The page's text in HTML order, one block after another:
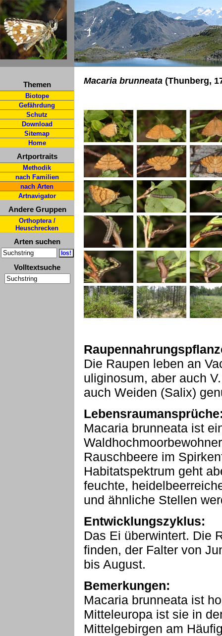
Themen
Biotope
Gefährdung
Schutz
Download
Sitemap
Home
Artportraits
Methodik
nach Familien
nach Arten
Artnavigator
Andere Gruppen
Orthoptera /
Heuschrecken
Arten suchen
Volltextsuche
Macaria brunneata (Thunberg,
Die Raupen leben an
uliginosum, aber auch
auch Weiden (Salix)
Macaria brunneata ist
Rauschbeere im
Habitatspektrum geht
feuchte,
und ähnliche Stellen
Entwicklungszyklus:
Das Ei überwintert. Die
finden, der Falter von
bis August.
Bemerkungen:
Macaria brunneata ist
Mitteleuropa ist sie in
Mittelgebirgen am